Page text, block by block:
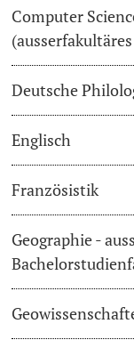
Welcome to
Mobility
Course
Student Life
Campus
Advice &
Computer
Deutsche
Englisch
Französistik
Geographie -